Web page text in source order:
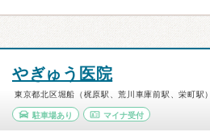
やぎゅう医院
東京都北区堀船（梶原駅、荒川車庫前駅、栄町駅）
駐車場あり マイナ受付